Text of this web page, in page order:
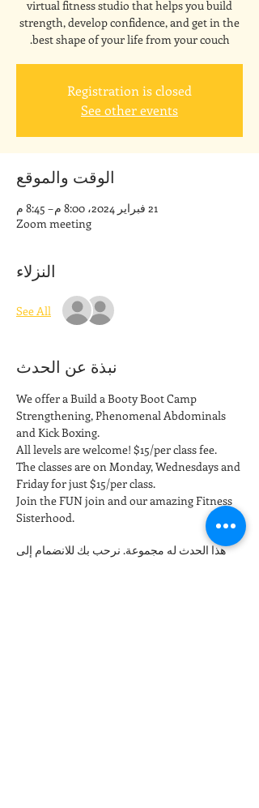
virtual fitness studio that helps you build
strength, develop confidence, and get in the
best shape of your life from your couch.
Registration is closed
See other events
الوقت والموقع
21 فبراير 2024، 8:00 م – 8:45 م
Zoom meeting
النزلاء
See All
نبذة عن الحدث
We offer a Build a Booty Boot Camp
Strengthening, Phenomenal Abdominals
and Kick Boxing.
All levels are welcome! $15/per class fee.
The classes are on Monday, Wednesdays and
Friday for just $15/per class.
Join the FUN join and our amazing Fitness
Sisterhood.
هذا الحدث له مجموعة. نرحب بك للانضمام إلى